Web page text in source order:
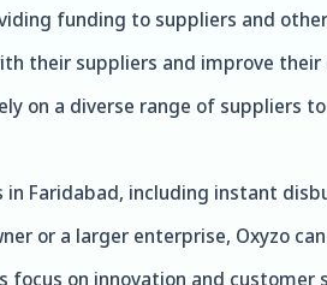
funding to suppliers and
their suppliers and improve their
on a diverse range of suppliers
in Faridabad, including instant
or a larger enterprise, Oxyzo
on innovation and customer